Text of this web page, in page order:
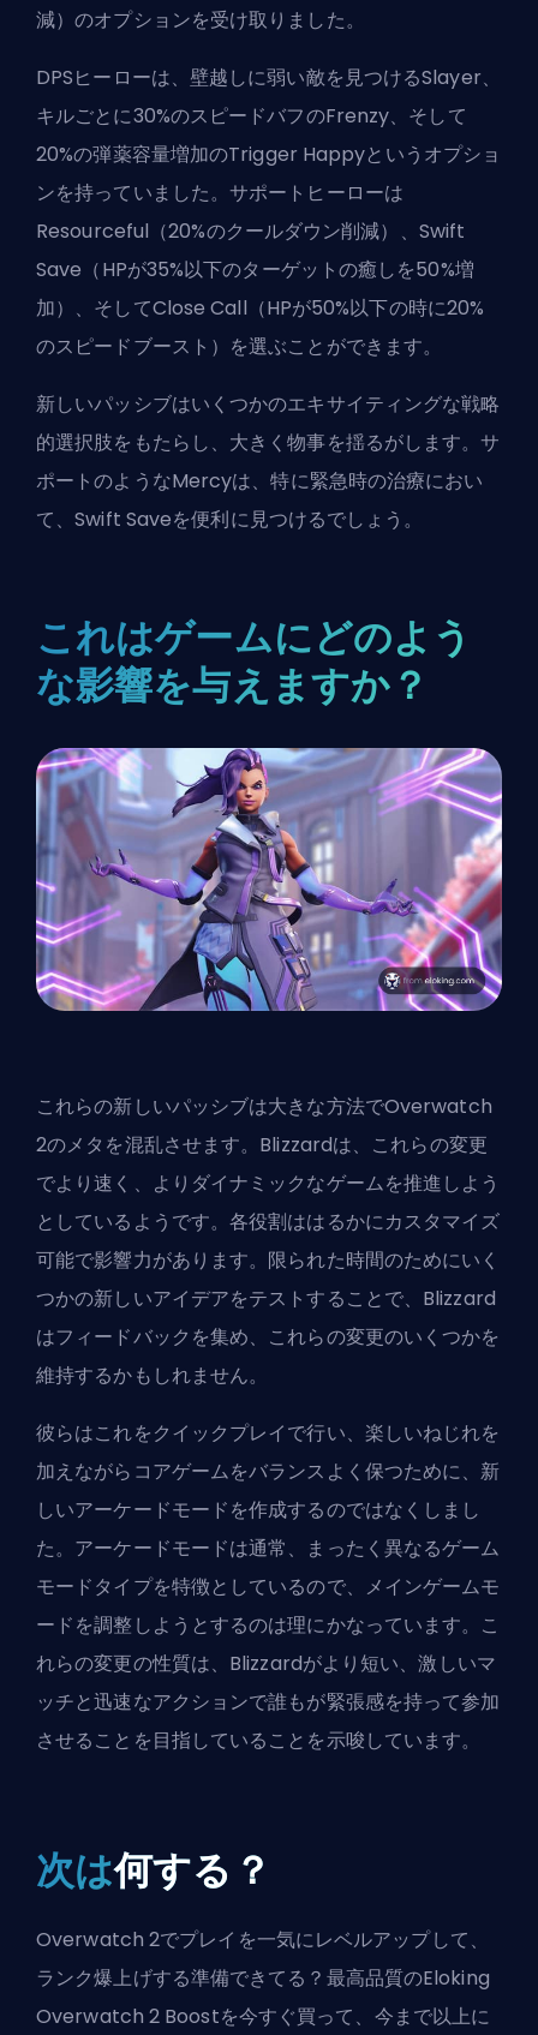
減）のオプションを受け取りました。
DPSヒーローは、壁越しに弱い敵を見つけるSlayer、
キルごとに30%のスピードバフのFrenzy、そして
20%の弾薬容量増加のTrigger Happyというオプショ
ンを持っていました。サポートヒーローは
Resourceful（20%のクールダウン削減）、Swift
Save（HPが35%以下のターゲットの癒しを50%増
加）、そしてClose Call（HPが50%以下の時に20%
のスピードブースト）を選ぶことができます。
新しいパッシブはいくつかのエキサイティングな戦略
的選択肢をもたらし、大きく物事を揺るがします。サ
ポートのようなMercyは、特に緊急時の治療におい
て、Swift Saveを便利に見つけるでしょう。
これはゲームにどのよう
な影響を与えますか？
これらの新しいパッシブは大きな方法でOverwatch
2のメタを混乱させます。Blizzardは、これらの変更
でより速く、よりダイナミックなゲームを推進しよう
としているようです。各役割ははるかにカスタマイズ
可能で影響力があります。限られた時間のためにいく
つかの新しいアイデアをテストすることで、Blizzard
はフィードバックを集め、これらの変更のいくつかを
維持するかもしれません。
彼らはこれをクイックプレイで行い、楽しいねじれを
加えながらコアゲームをバランスよく保つために、新
しいアーケードモードを作成するのではなくしまし
た。アーケードモードは通常、まったく異なるゲーム
モードタイプを特徴としているので、メインゲームモ
ードを調整しようとするのは理にかなっています。こ
れらの変更の性質は、Blizzardがより短い、激しいマ
ッチと迅速なアクションで誰もが緊張感を持って参加
させることを目指していることを示唆しています。
次は何する？
Overwatch 2でプレイを一気にレベルアップして、
ランク爆上げする準備できてる？最高品質のEloking
Overwatch 2 Boostを今すぐ買って、今まで以上に